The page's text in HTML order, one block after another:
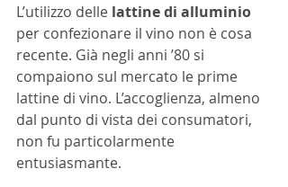
L’utilizzo delle lattine di alluminio
per confezionare il vino non è cosa
recente. Già negli anni ’80 si
compaiono sul mercato le prime
lattine di vino. L’accoglienza, almeno
dal punto di vista dei consumatori,
non fu particolarmente
entusiasmante.